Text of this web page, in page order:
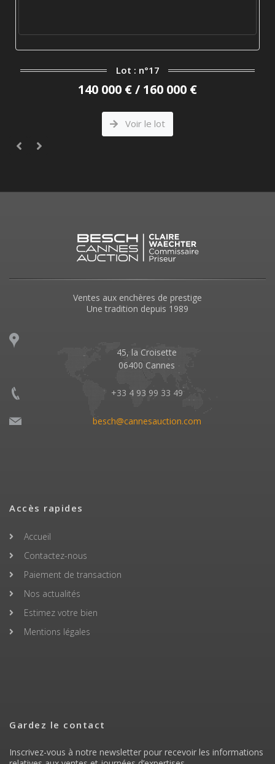
Lot : n°17
140 000 € / 160 000 €
Voir le lot
Ventes aux enchères de prestige
Une tradition depuis 1989
45, la Croisette
06400 Cannes
+33 4 93 99 33 49
besch@cannesauction.com
Accès rapides
Accueil
Contactez-nous
Paiement de transaction
Nos actualités
Estimez votre bien
Mentions légales
Gardez le contact
Inscrivez-vous à notre newsletter pour recevoir les informations